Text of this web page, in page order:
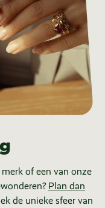
of een van onze
Plan dan
de unieke sfeer van